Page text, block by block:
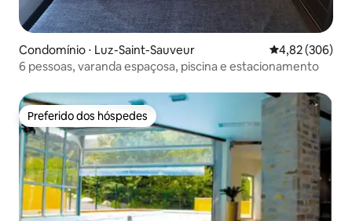
Condomínio ⋅ Luz-Saint-Sauveur 4,82 de uma
4,82 (306)
6 pessoas, varanda espaçosa, piscina e estacionamento
Preferido dos hóspedes
Preferido dos hóspedes